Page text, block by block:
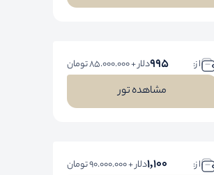
ا ز: 995دلار + 85.000.000 تومان
مشاهده تور
ا ز: 1,100دلار + 90.000.000 تومان